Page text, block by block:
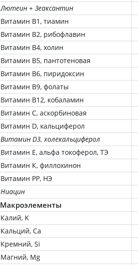
Лютеин + Зеаксантин
Витамин В1, тиамин
Витамин В2, рибофлавин
Витамин В4, холин
Витамин В5, пантотеновая
Витамин В6, пиридоксин
Витамин В9, фолаты
Витамин В12, кобаламин
Витамин C, аскорбиновая
Витамин D, кальциферол
Витамин D3, холекальциферол
Витамин Е, альфа токоферол, ТЭ
Витамин К, филлохинон
Витамин РР, НЭ
Ниацин
Макроэлементы
Калий, K
Кальций, Ca
Кремний, Si
Магний, Mg